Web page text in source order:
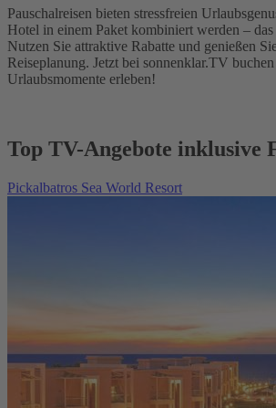
Pauschalreisen bieten stressfreien
Hotel in einem Paket kombiniert werden –
Nutzen Sie attraktive Rabatte und genießen
Reiseplanung. Jetzt bei sonnenklar.TV
Urlaubsmomente erleben!
Top TV-Angebote inklusive
Pickalbatros Sea World Resort